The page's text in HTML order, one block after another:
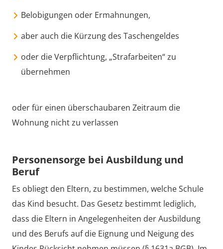
Belobigungen oder Ermahnungen,
aber auch die Kürzung des Taschengeldes
oder die Verpflichtung, „Strafarbeiten“ zu
übernehmen
oder für einen überschaubaren Zeitraum die
Wohnung nicht zu verlassen
Personensorge bei Ausbildung und
Beruf
Es obliegt den Eltern, zu bestimmen, welche Schule
das Kind besucht. Das Gesetz bestimmt lediglich,
dass die Eltern in Angelegenheiten der Ausbildung
und des Berufs auf die Eignung und Neigung des